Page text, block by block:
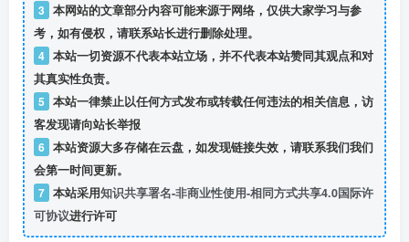
3 本网站的文章部分内容可能来源于网络，仅供大家学习与参
考，如有侵权，请联系站长进行删除处理。
4 本站一切资源不代表本站立场，并不代表本站赞同其观点和对
其真实性负责。
5 本站一律禁止以任何方式发布或转载任何违法的相关信息，访
客发现请向站长举报
6 本站资源大多存储在云盘，如发现链接失效，请联系我们我们
会第一时间更新。
7 本站采用知识共享署名-非商业性使用-相同方式共享4.0国际许
可协议进行许可